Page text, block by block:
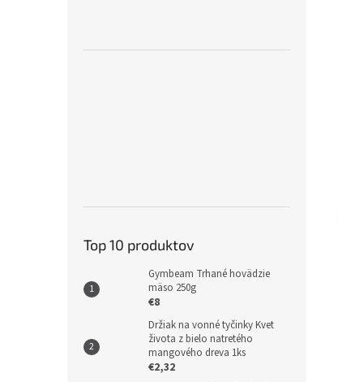
Top 10 produktov
Gymbeam Trhané hovädzie
mäso 250g
€8
Držiak na vonné tyčinky Kvet
života z bielo natretého
mangového dreva 1ks
€2,32